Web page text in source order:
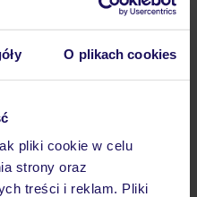
O plikach cookies
pliki cookie w celu
strony oraz
treści i reklam. Pliki
»
wybrać TUI?